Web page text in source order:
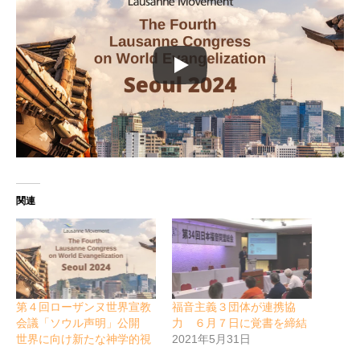
関連
第４回ローザンヌ世界宣教
会議「ソウル声明」公開
世界に向け新たな神学的視
福音主義３団体が連携協
力 ６月７日に覚書を締結
2021年5月31日